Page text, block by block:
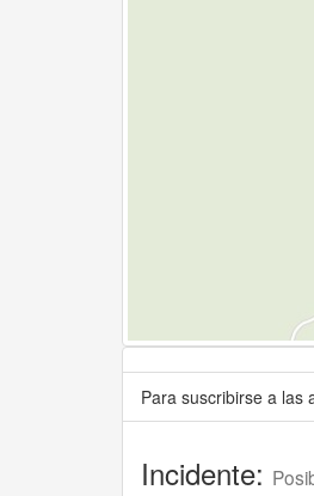
Para suscribirse a las
Incidente: